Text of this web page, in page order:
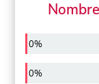
0%
0%